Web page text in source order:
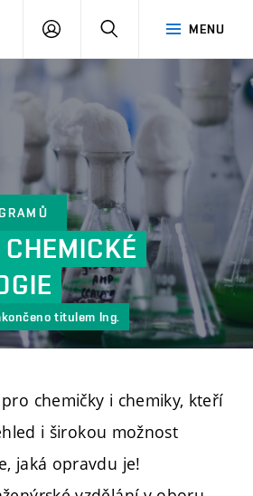
MENU
PŘIHLÁSIT
CHEMICKÉ
titulem Ing.
chemičky i chemiky, kteří
i širokou možnost
jaká opravdu je!